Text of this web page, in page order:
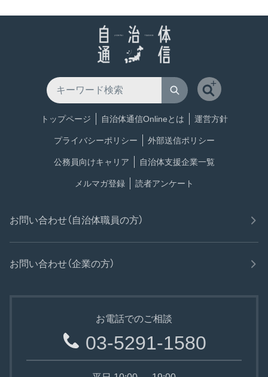
トップページ 自治体通信Onlineとは 運営方針
プライバシーポリシー 外部送信ポリシー
公務員向けキャリア 自治体支援企業一覧
メルマガ登録 読者アンケート
お問い合わせ（自治体職員の方）
お問い合わせ（企業の方）
お電話でのご相談
03-5291-1580